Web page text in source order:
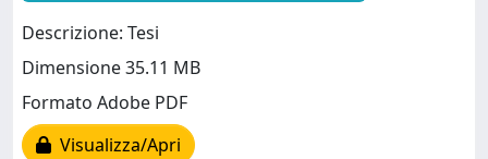
Descrizione: Tesi
Dimensione 35.11 MB
Formato Adobe PDF
Visualizza/Apri